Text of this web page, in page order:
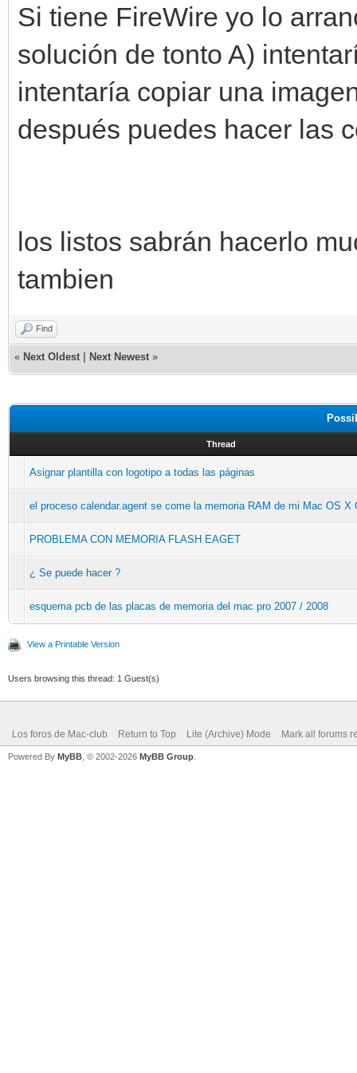
Si tiene FireWire yo lo
solución de tonto A)
intentaría copiar una
después puedes hacer las
los listos sabrán hacerlo
tambien
Find
« Next Oldest Next Newest »
Thread
Asignar plantilla con logotipo a todas las páginas
el proceso calendar.agent se come la memoria RAM de mi Mac OS X
PROBLEMA CON MEMORIA FLASH EAGET
¿ Se puede hacer ?
esquema pcb de las placas de memoria del mac pro 2007 / 2008
View a Printable Version
Users browsing this thread: 1 Guest(s)
Los foros de Mac-club Return to Top Lite (Archive) Mode Mark all forums
Powered By MyBB , © 2002-2026 MyBB Group